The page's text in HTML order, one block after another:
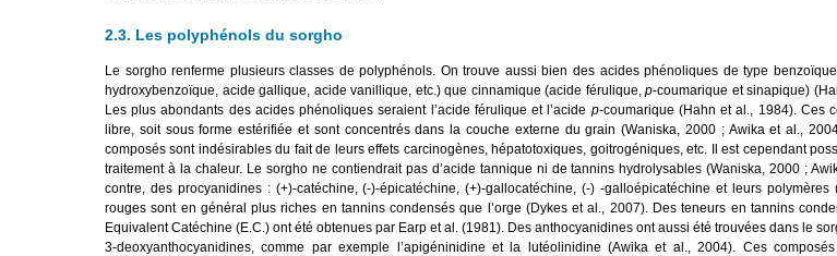
2.3. Les polyphénols du sorgho
Le sorgho renferme plusieurs classes de polyphénols. On trouve aussi bien des acides phénoliques de type
hydroxybenzoïque, acide gallique, acide vanillique, etc.) que cinnamique (acide férulique,p-coumarique et sinapique)
Les plus abondants des acides phénoliques seraient l’acide férulique et l’acide p-coumarique (Hahn et al., 1984). Ces
libre, soit sous forme estérifiée et sont concentrés dans la couche externe du grain (Waniska, 2000 ; Awika et al.,
composés sont indésirables du fait de leurs effets carcinogènes, hépatotoxiques, goitrogéniques, etc. Il est cependant
traitement à la chaleur. Le sorgho ne contiendrait pas d’acide tannique ni de tannins hydrolysables (Waniska, 2000 ;
contre, des procyanidines : (+)-catéchine, (-)-épicatéchine, (+)-gallocatéchine, (-) -galloépicatéchine et leurs
rouges sont en général plus riches en tannins condensés que l’orge (Dykes et al., 2007). Des teneurs en tannins
Equivalent Catéchine (E.C.) ont été obtenues par Earp et al. (1981). Des anthocyanidines ont aussi été trouvées dans le
3-deoxyanthocyanidines, comme par exemple l’apigéninidine et la lutéolinidine (Awika et al., 2004). Ces